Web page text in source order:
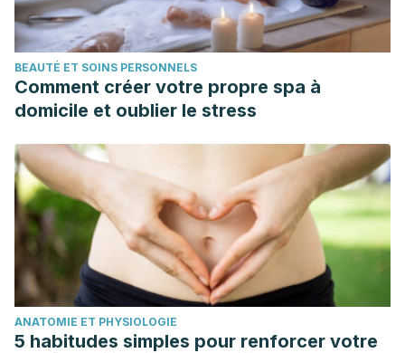
BEAUTÉ ET SOINS PERSONNELS
Comment créer votre propre spa à
domicile et oublier le stress
ANATOMIE ET PHYSIOLOGIE
5 habitudes simples pour renforcer votre